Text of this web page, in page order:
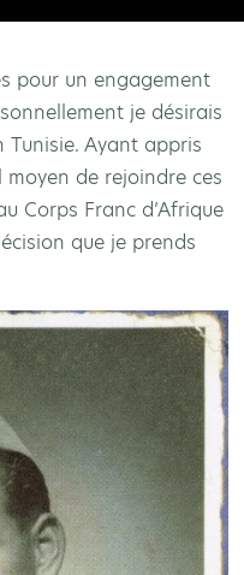
pour un engagement
je désirais
Tunisie. Ayant appris
de rejoindre ces
Corps Franc d’Afrique
que je prends